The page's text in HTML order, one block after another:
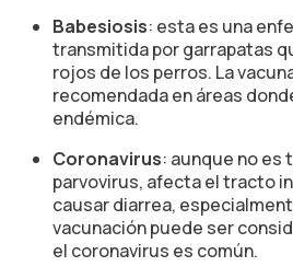
Babesiosis: esta es una
transmitida por garrapatas
rojos de los perros. La
recomendada en áreas
endémica.
Coronavirus: aunque no es
parvovirus, afecta el tracto
causar diarrea,
vacunación puede ser
el coronavirus es común.